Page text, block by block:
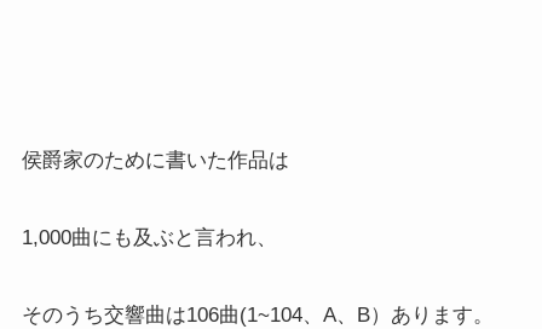
侯爵家のために書いた作品は
1,000曲にも及ぶと言われ、
そのうち交響曲は106曲(1~104、A、B）あります。